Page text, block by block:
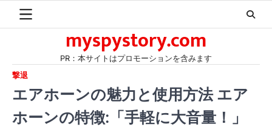
myspystory.com
PR：本サイトはプロモーションを含みます
撃退
エアホーンの魅力と使用方法 エア
ホーンの特徴:「手軽に大音量！」